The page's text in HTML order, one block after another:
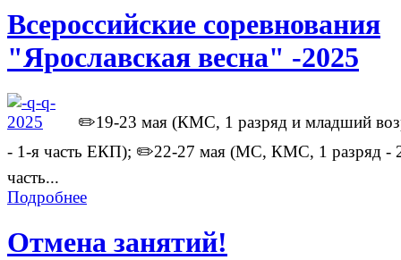
Всероссийские соревнования
"Ярославская весна" -2025
✏️19-23 мая (КМС, 1 разряд и младший
- 1-я часть ЕКП); ✏️22-27 мая (МС, КМС, 1 разряд -
часть...
Подробнее
Отмена занятий!